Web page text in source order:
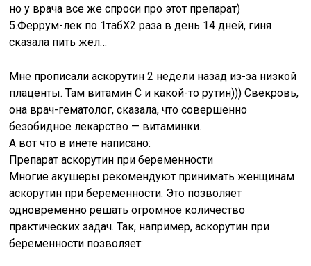
но у врача все же спроси про этот препарат)
5.Феррум-лек по 1табХ2 раза в день 14 дней, гиня
сказала пить жел…
Мне прописали аскорутин 2 недели назад из-за низкой
плаценты. Там витамин С и какой-то рутин))) Свекровь,
она врач-гематолог, сказала, что совершенно
безобидное лекарство — витаминки.
А вот что в инете написано:
Препарат аскорутин при беременности
Многие акушеры рекомендуют принимать женщинам
аскорутин при беременности. Это позволяет
одновременно решать огромное количество
практических задач. Так, например, аскорутин при
беременности позволяет: